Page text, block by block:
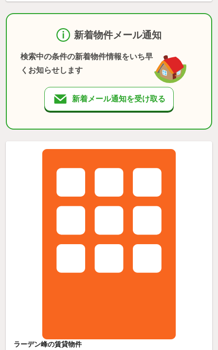
新着物件メール通知
検索中の条件の新着物件情報をいち早
くお知らせします
新着メール通知を受け取る
ラーデン峰の賃貸物件